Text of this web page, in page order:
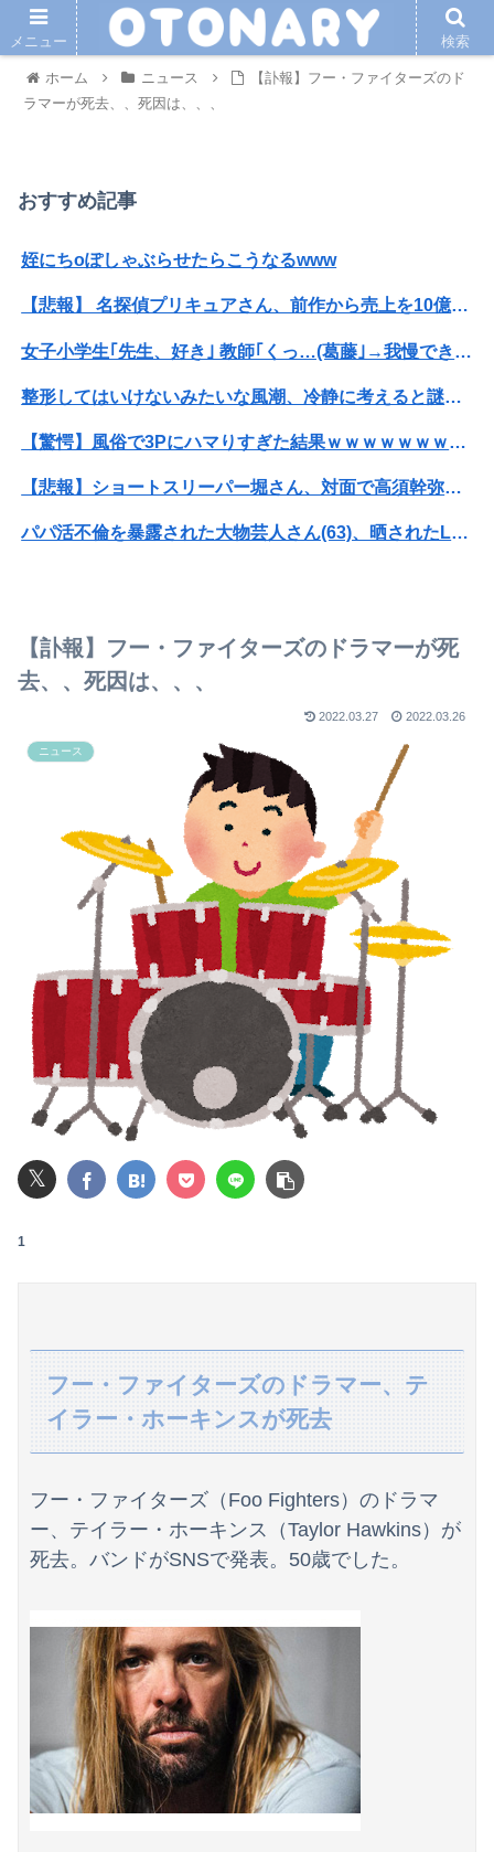
ホーム ニュース
【訃報】フー・ファイターズのド
ラマーが死去、、死因は、、、
おすすめ記事
姪にちoぽしゃぶらせたらこうなるwww
【悲報】 名探偵プリキュアさん、前作から売上を10億円も落としてしまう
女子小学生｢先生、好き｣ 教師｢くっ…(葛藤｣→我慢できずハメ撮りカーセ●クスして教員免許剥奪
整形してはいけないみたいな風潮、冷静に考えると謎だよな
【驚愕】風俗で3Pにハマりすぎた結果ｗｗｗｗｗｗｗｗｗｗwwww
【悲報】ショートスリーパー堀さん、対面で高須幹弥にブチギレるｗｗｗｗ
パパ活不倫を暴露された大物芸人さん(63)、晒されたLINEが面白すぎるｗｗｗｗｗｗｗｗｗ(画像ｱﾘ)
【悲報】弁当屋「消費税減税しても値下げなんてしないよ」
セガサミーHD 2027年3月期第1四半期決算
【画像】小倉ゆうか（元・小倉優香）が水着グラビア復帰ｗｗｗｗｗ
【悲報】ロシア、ガチの大炎上ｗｗｗｗｗｗｗｗｗｗｗｗ
竹﨑由佳アナ ピタパンのお尻！！
竹﨑由佳アナ ピタパンのお尻！！
【画像】台湾人、ようやく気ずく
【日向坂46】月刊ジャイアンツ公式、重大告知！
【訃報】フー・ファイターズのドラマーが死
去、、死因は、、、
2022.03.27 2022.03.26
ニュース
𝕏
1
フー・ファイターズのドラマー、テ
イラー・ホーキンスが死去
フー・ファイターズ（Foo Fighters）のドラマ
ー、テイラー・ホーキンス（Taylor Hawkins）が
死去。バンドがSNSで発表。50歳でした。
メニュー 検索